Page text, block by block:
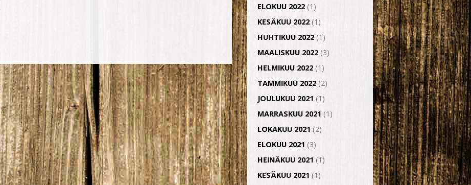
ELOKUU 2022 (1)
KESÄKUU 2022 (1)
HUHTIKUU 2022 (1)
MAALISKUU 2022 (3)
HELMIKUU 2022 (1)
TAMMIKUU 2022 (2)
JOULUKUU 2021 (1)
MARRASKUU 2021 (1)
LOKAKUU 2021 (2)
ELOKUU 2021 (3)
HEINÄKUU 2021 (1)
KESÄKUU 2021 (1)